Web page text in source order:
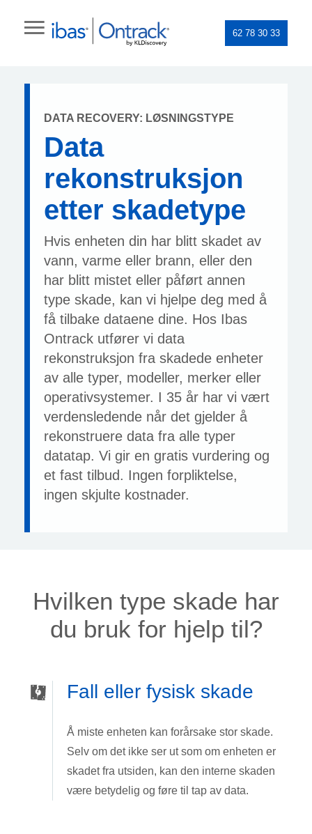
62 78 30 33
DATA RECOVERY: LØSNINGSTYPE
Data
rekonstruksjon
etter skadetype
Hvis enheten din har blitt skadet av
vann, varme eller brann, eller den
har blitt mistet eller påført annen
type skade, kan vi hjelpe deg med å
få tilbake dataene dine. Hos Ibas
Ontrack utfører vi data
rekonstruksjon fra skadede enheter
av alle typer, modeller, merker eller
operativsystemer. I 35 år har vi vært
verdensledende når det gjelder å
rekonstruere data fra alle typer
datatap. Vi gir en gratis vurdering og
et fast tilbud. Ingen forpliktelse,
ingen skjulte kostnader.
Hvilken type skade har
du bruk for hjelp til?
Fall eller fysisk skade
Å miste enheten kan forårsake stor skade.
Selv om det ikke ser ut som om enheten er
skadet fra utsiden, kan den interne skaden
være betydelig og føre til tap av data.